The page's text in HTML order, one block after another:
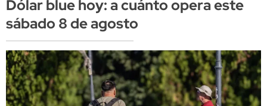
Dólar blue hoy: a cuánto opera este
sábado 8 de agosto